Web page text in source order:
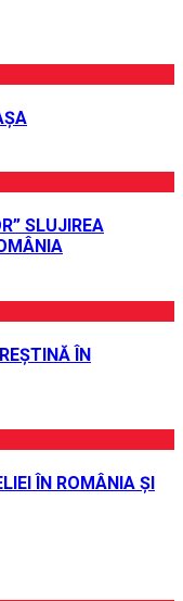
SLUJIREA
ÎN
ÎN ROMÂNIA ȘI